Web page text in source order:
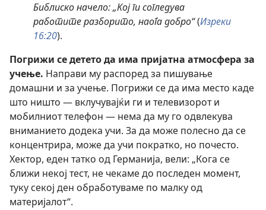
Библиско начело: „Кој ги согледува
работите разборито, наоѓа добро“(Изреки
16:20).
Погрижи се детето да има пријатна атмосфера за
учење. Направи му распоред за пишување
домашни и за учење. Погрижи се да има место каде
што ништо — вклучувајќи ги и телевизорот и
мобилниот телефон — нема да му го одвлекува
вниманието додека учи. За да може полесно да се
концентрира, може да учи пократко, но почесто.
Хектор, еден татко од Германија, вели: „Кога се
ближи некој тест, не чекаме до последен момент,
туку секој ден обработуваме по малку од
материјалот“.